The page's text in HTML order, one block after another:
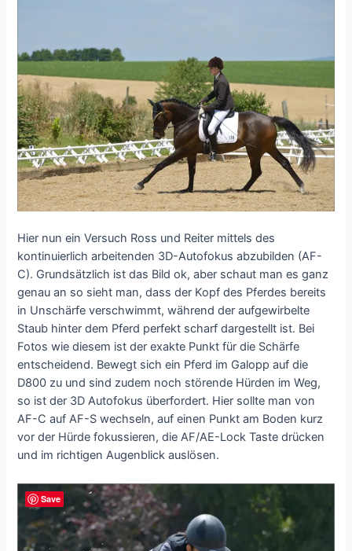
Hier nun ein Versuch Ross und Reiter mittels des
kontinuierlich arbeitenden 3D-Autofokus abzubilden (AF-
C). Grundsätzlich ist das Bild ok, aber schaut man es ganz
genau an so sieht man, dass der Kopf des Pferdes bereits
in Unschärfe verschwimmt, während der aufgewirbelte
Staub hinter dem Pferd perfekt scharf dargestellt ist. Bei
Fotos wie diesem ist der exakte Punkt für die Schärfe
entscheidend. Bewegt sich ein Pferd im Galopp auf die
D800 zu und sind zudem noch störende Hürden im Weg,
so ist der 3D Autofokus überfordert. Hier sollte man von
AF-C auf AF-S wechseln, auf einen Punkt am Boden kurz
vor der Hürde fokussieren, die AF/AE-Lock Taste drücken
und im richtigen Augenblick auslösen.
Save